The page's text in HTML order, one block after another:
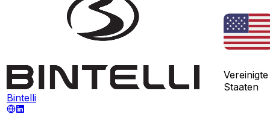
Bintelli
Vereinigte
Staaten